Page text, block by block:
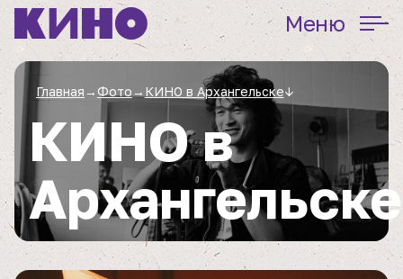
Меню
Главная →Фото → КИНО в Архангельске↓
КИНО в
Архангельске